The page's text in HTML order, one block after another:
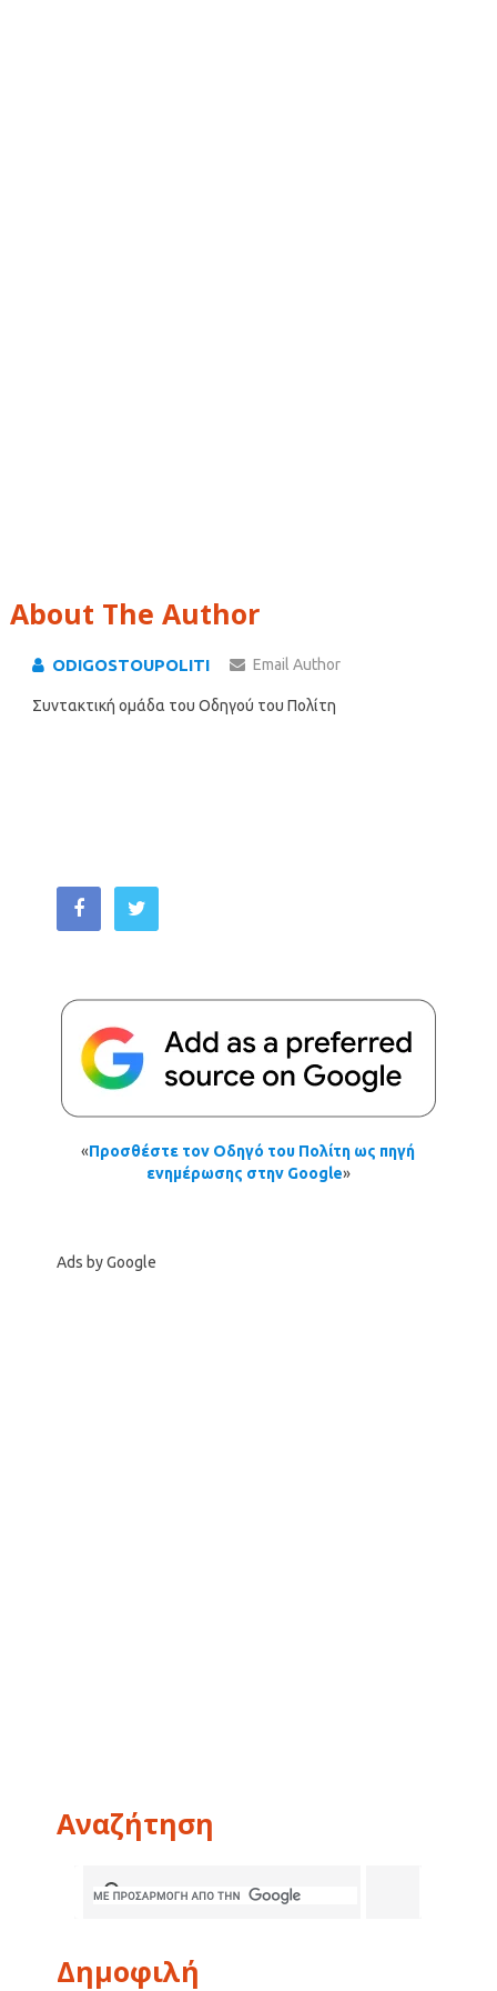
About The Author
ODIGOSTOUPOLITI Email Author
Συντακτική ομάδα του Οδηγού του Πολίτη
«Προσθέστε τον Οδηγό του Πολίτη ως πηγή
ενημέρωσης στην Google»
Ads by Google
Αναζήτηση
Δημοφιλή